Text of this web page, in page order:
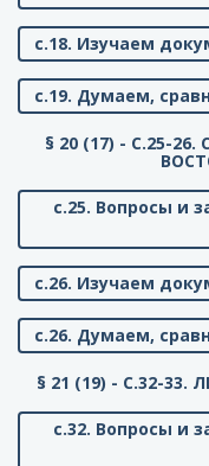
с.18. Изучаем
с.19. Думаем,
§ 20 (17) - C.25-
с.25. Вопросы и
с.26. Изучаем
с.26. Думаем,
§ 21 (19) - C.32-
с.32. Вопросы и